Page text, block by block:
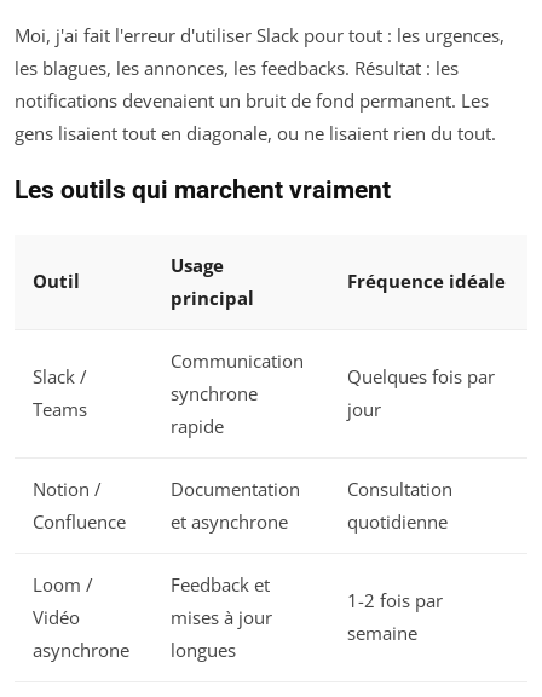
Moi, j'ai fait l'erreur d'utiliser Slack pour tout : les urgences,
les blagues, les annonces, les feedbacks. Résultat : les
notifications devenaient un bruit de fond permanent. Les
gens lisaient tout en diagonale, ou ne lisaient rien du tout.
Les outils qui marchent vraiment
Outil
Usage
principal
Fréquence idéale
Slack /
Teams
Communication
synchrone
rapide
Quelques fois par
jour
Notion /
Confluence
Documentation
et asynchrone
Consultation
quotidienne
Loom /
Vidéo
asynchrone
Feedback et
mises à jour
longues
1-2 fois par
semaine